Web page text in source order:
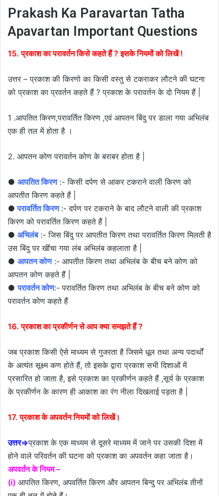
Prakash Ka Paravartan Tatha
Apavartan Important Questions
15. प्रकाश का परावर्तन किसे कहते हैं ? इसके नियमों को लिखें !
उत्तर – प्रकाश की किरणो का किसी वस्तु से टकराकर लौटने की घटना
को प्रकाश का प्रवर्तन कहते हैं ? प्रकाश के परावर्तन के दो नियम हैं |
1 .आपतित किरण,परावर्तित किरण ,एवं आपतन बिंदु पर डाला गया अभिलंब
एक ही तल में होता है ।
2. आपतन कोण परावर्तन कोण के बराबर होता है |
● आपतित किरण:- किसी दर्पण से आकर टकराने वाली किरण को
आपतीत किरण कहते हैं |
● परावर्तित किरण :- दर्पण पर टकराने के बाद लौटने वाली की प्रकाश
किरण को परावर्तित किरण कहते हैं |
● अभिलंब:- जिस बिंदु पर आपतीत किरण तथा परावर्तित किरण मिलती है
उस बिंदु पर खींचा गया लंब अभिलंब कहलाता है |
● आपतन कोण:- आपतीत किरण तथा अभिलंब के बीच बने कोण को
आपतन कोण कहते हैं |
●परावर्तन कोण:- परावर्तित किरण तथा अभिलंब के बीच बने कोण को
परावर्तन कोण कहते हैं
16. प्रकाश का प्रकीर्णन से आप क्या समझते हैं ?
जब प्रकाश किसी ऐसे माध्यम से गुजरता है जिसमे धूल तथा अन्य पदार्थों
के अत्यंत सूक्ष्म कण होते हैं, तो इसके द्वारा प्रकाश सभी दिशाओं में
प्रसारित हो जाता है, इसे प्रकाश का प्रकीर्णन कहते हैं ,सूर्य के प्रकाश
के प्रकीर्णन के कारण ही आकाश का रंग नीला दिखलाई पड़ता है |
17. प्रकाश के अपवर्तन नियमों को लिखें।
उत्तर⇒प्रकाश के एक माध्यम से दूसरे माध्यम में जाने पर उसकी दिशा में
होने वाले परिवर्तन की घटना को प्रकाश का अपवर्तन कहा जाता है।
अपवर्तन के नियम –
(i) आपतित किरण, अपवर्तित किरण और आपतन बिन्दु पर अभिलंब तीनों